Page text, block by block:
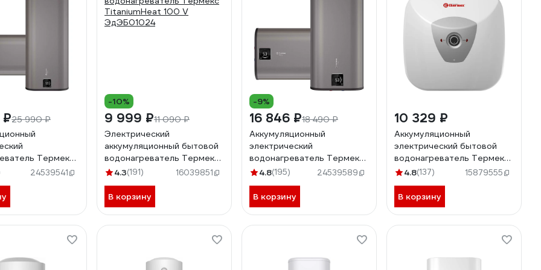
₽25 990 ₽
Термекс
24539541
-10%
9 999 ₽11 090 ₽
Электрический
аккумуляционный бытовой
водонагреватель Термекс
TitaniumHeat 100 V
4.3(191) 16039851
В корзину
-9%
16 846 ₽18 490 ₽
Аккумуляционный
электрический
водонагреватель Термекс
Fora 50 ЭдЭБ03556
4.8(195) 24539589
В корзину
10 329 ₽
Аккумуляционный
электрический бытовой
водонагреватель Термекс
H 30 U pro ЭдЭБ00671
4.8(137) 15879555
В корзину